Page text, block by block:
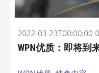
2022-03-23T00:00:00-
WPN优质：即将到